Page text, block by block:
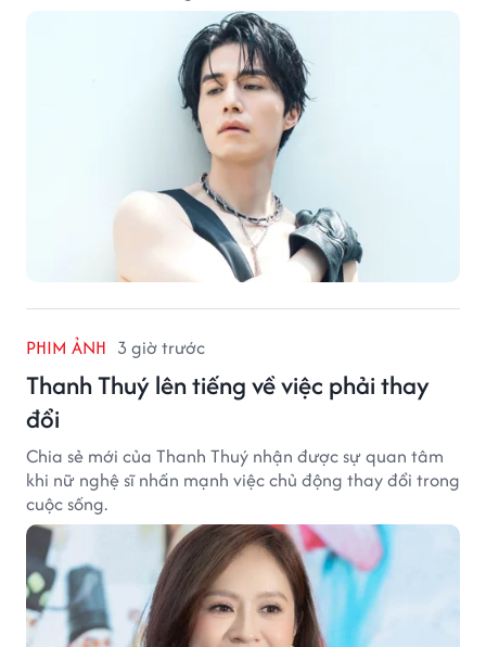
PHIM ẢNH 3 giờ trước
Thanh Thuý lên tiếng về việc phải thay
đổi
Chia sẻ mới của Thanh Thuý nhận được sự quan tâm
khi nữ nghệ sĩ nhấn mạnh việc chủ động thay đổi trong
cuộc sống.